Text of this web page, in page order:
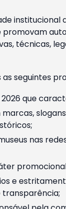
técnicas,
seguintes
que
nas
e
transparência;